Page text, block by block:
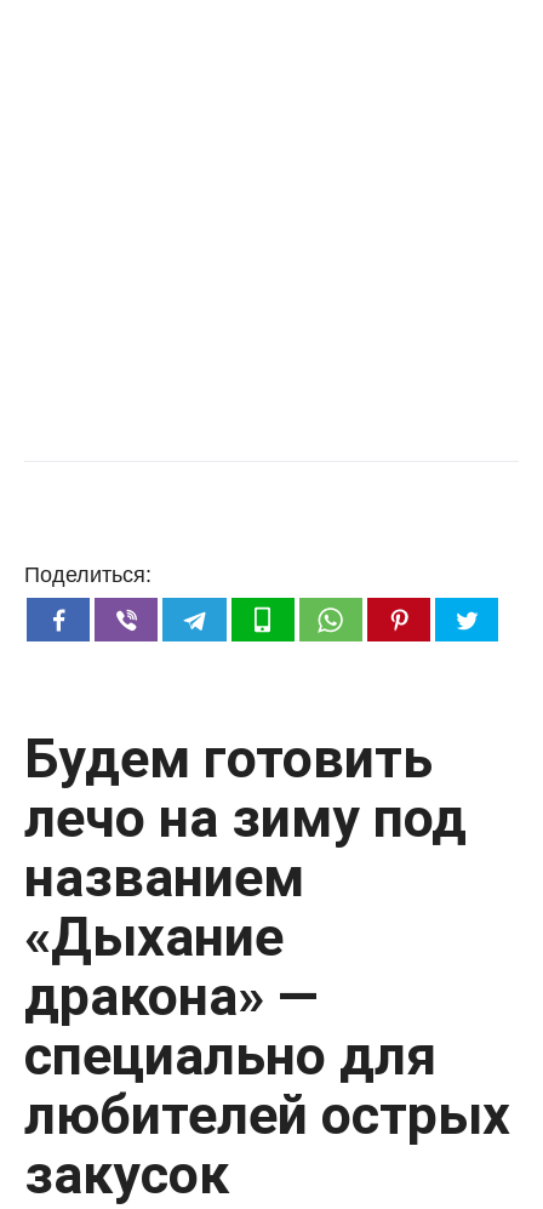
Поделиться:
Будем готовить
лечо на зиму под
названием
«Дыхание
дракона» —
специально для
любителей острых
закусок